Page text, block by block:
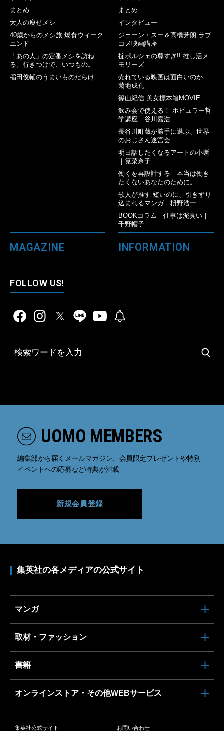
まとめ
大人の痩せメシ
40歳からのメシ旅 爆食ウィーク
エンド
「あの人」の定番メシを訪ね
る。行きつけで、いつもの。
稲田俊輔のうまいものだらけ
まとめ
インタビュー
ジェーン・スー＆高橋芳朗 ラブ
コメ映画講座
掟ポルシェの尊すぎ!! 推し活メ
モリーズ
売れている映画は面白いのか｜
菊地成孔
篠山紀信 美女標本箱MOVIE
飲み会で使える！ ポピュラー哲
学講座｜谷川嘉浩
長谷川町蔵が勝手に選ぶ、世界
のおじさん迷宮会
明日話したくなるアートの小噺
｜筧菜奈子
働くを再設計する 本当は働き
たくないあなたのために。
歌人が推す 短いのに、引きずり
込まれるマンガ｜枡野浩一
BOOKコラム 仕事は泥臭い｜
千野帽子
MAGAZINE INFORMATION
FOLLOW US!
UOMO MEMBERS
編集部から届くメールマガジン、会員限定プレゼントや特別
イベントへの応募など特典が満載
新規会員登録
集英社の各メディアの公式サイト
マンガ
取材・ファッション
書籍
オンラインストア・その他WEBサービス
集英社公式サイト お問い合わせ